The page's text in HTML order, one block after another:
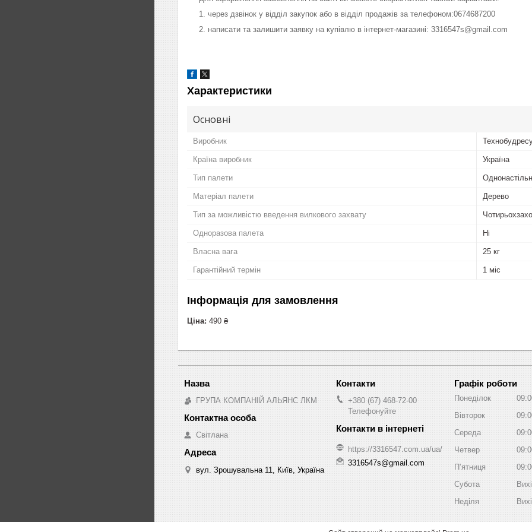
1. через дзвінок у відділ закупок або в відділ продажів за телефоном:0674687200
2. написати та залишити заявку на купівлю в інтернет-магазині: 3316547s@gmail.com
Характеристики
Основні
Виробник
Країна виробник Україна
Тип палети
Матеріал палети Дерево
Тип за можливістю введення вилкового захвату
Одноразова палета Ні
Власна вага 25 кг
Гарантійний термін 1 міс
Інформація для замовлення
Ціна: 490 ₴
ГРУПА КОМПАНІЙ АЛЬЯНС ЛКМ
Світлана
вул. Зрошувальна 11, Київ, Україна
+380 (67) 468-72-00
Телефонуйте
https://3316547.com.ua/ua/
3316547s@gmail.com
Графік роботи
Понеділок
Вівторок
Середа
Четвер
Пʼятниця
Субота
Неділя